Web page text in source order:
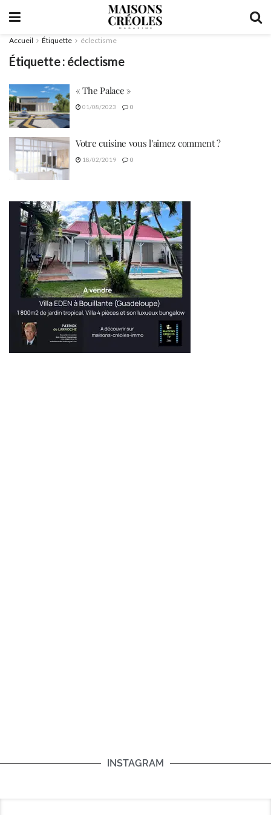
Accueil Étiquette éclectisme
Étiquette : éclectisme
« The Palace »
01/08/2023 0
Votre cuisine vous l’aimez comment ?
18/02/2019 0
INSTAGRAM